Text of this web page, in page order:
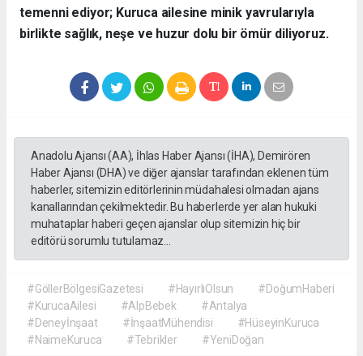
temenni ediyor; Kuruca ailesine minik yavrularıyla
birlikte sağlık, neşe ve huzur dolu bir ömür diliyoruz.
Anadolu Ajansı (AA), İhlas Haber Ajansı (İHA), Demirören
Haber Ajansı (DHA) ve diğer ajanslar tarafından eklenen tüm
haberler, sitemizin editörlerinin müdahalesi olmadan ajans
kanallarından çekilmektedir. Bu haberlerde yer alan hukuki
muhataplar haberi geçen ajanslar olup sitemizin hiç bir
editörü sorumlu tutulamaz...
#GöllerBölgesiGazetesi #HayırlıOlsun
#DoğumHaberi
#KurucaAilesi
#AlpBebek
#Antalya
#Deneyİnşaat
#İnşaatMühendisi
#HüseyinKuruca
#NaimeKuruca
#Tebrikler #YeniDoğan